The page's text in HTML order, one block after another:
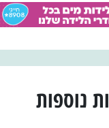
נוספות